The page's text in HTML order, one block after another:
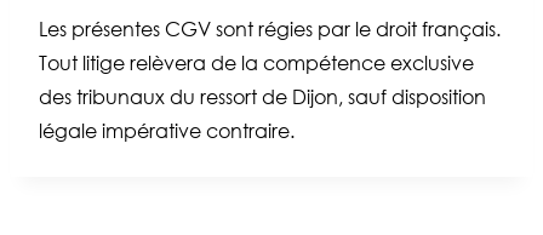
Les présentes CGV sont régies par le droit français.
Tout litige relèvera de la compétence exclusive
des tribunaux du ressort de Dijon, sauf disposition
légale impérative contraire.